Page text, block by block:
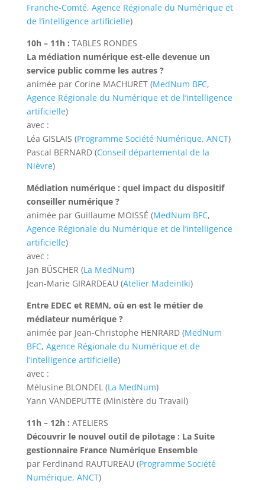
Franche-Comté, Agence Régionale du Numérique et
de l’intelligence artificielle)
10h – 11h : TABLES RONDES
La médiation numérique est-elle devenue un
service public comme les autres ?
animée par Corine MACHURET (MedNum BFC,
Agence Régionale du Numérique et de l’intelligence
artificielle)
avec :
Léa GISLAIS (Programme Société Numérique, ANCT)
Pascal BERNARD (Conseil départemental de la
Nièvre)
Médiation numérique : quel impact du dispositif
conseiller numérique ?
animée par Guillaume MOISSÉ (MedNum BFC,
Agence Régionale du Numérique et de l’intelligence
artificielle)
avec :
Jan BÜSCHER (La MedNum)
Jean-Marie GIRARDEAU (Atelier MadeinIki)
Entre EDEC et REMN, où en est le métier de
médiateur numérique ?
animée par Jean-Christophe HENRARD (MedNum
BFC, Agence Régionale du Numérique et de
l’intelligence artificielle)
avec :
Mélusine BLONDEL (La MedNum)
Yann VANDEPUTTE (Ministère du Travail)
11h – 12h : ATELIERS
Découvrir le nouvel outil de pilotage : La Suite
gestionnaire France Numérique Ensemble
par Ferdinand RAUTUREAU (Programme Société
Numérique, ANCT)